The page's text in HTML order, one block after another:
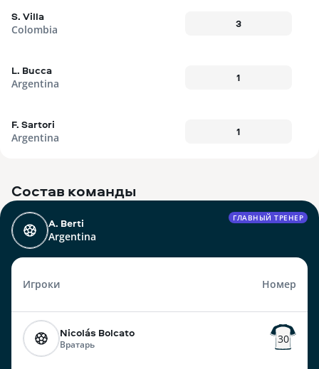
S. Villa
Colombia
3
L. Bucca
Argentina
1
F. Sartori
Argentina
1
Состав команды
A. Berti
Argentina
ГЛАВНЫЙ ТРЕНЕР
Игроки Номер
Nicolás Bolcato
Вратарь 30